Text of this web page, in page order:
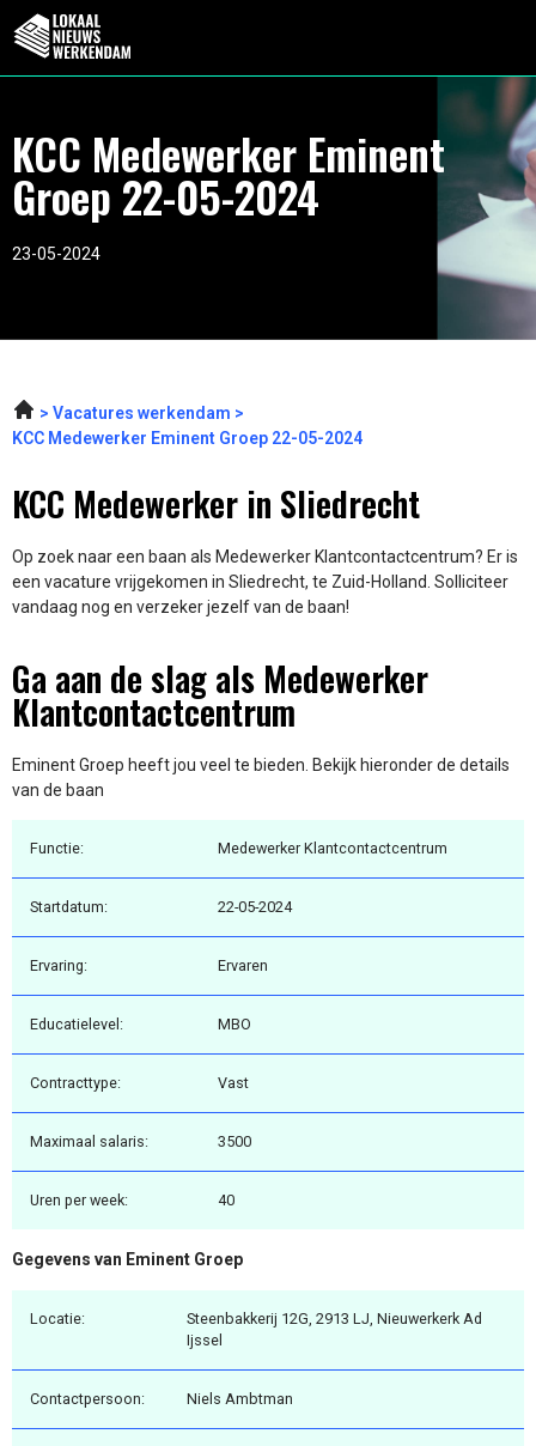
KCC Medewerker Eminent
Groep 22-05-2024
23-05-2024
Vacatures werkendam
KCC Medewerker Eminent Groep 22-05-2024
KCC Medewerker in Sliedrecht
Op zoek naar een baan als Medewerker Klantcontactcentrum? Er is
een vacature vrijgekomen in Sliedrecht, te Zuid-Holland. Solliciteer
vandaag nog en verzeker jezelf van de baan!
Ga aan de slag als Medewerker
Klantcontactcentrum
Eminent Groep heeft jou veel te bieden. Bekijk hieronder de details
van de baan
Functie: Medewerker Klantcontactcentrum
Startdatum: 22-05-2024
Ervaring: Ervaren
Educatielevel: MBO
Contracttype: Vast
Maximaal salaris: 3500
Uren per week: 40
Gegevens van Eminent Groep
Locatie:
Steenbakkerij 12G, 2913 LJ, Nieuwerkerk Ad
Ijssel
Contactpersoon: Niels Ambtman